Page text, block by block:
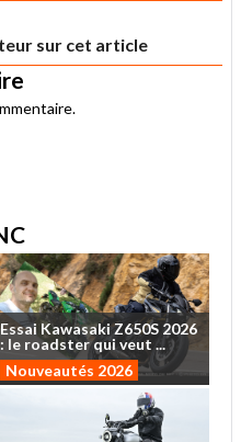
sur cet article
Essai Kawasaki Z650S 2026
: le roadsterquiveut ...
Nouveautés 2026